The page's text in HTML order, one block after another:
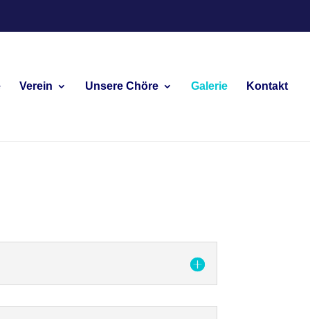
Verein Unsere Chöre Galerie Kontakt